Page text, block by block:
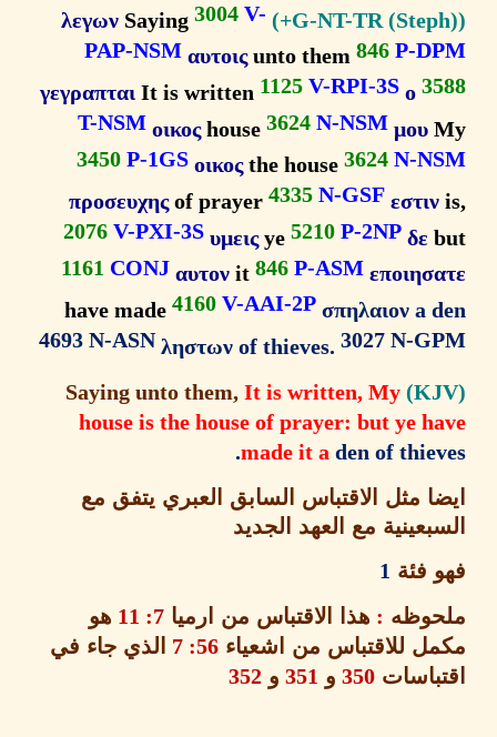
λεγωνSaying3004V-
PAP-NSMαυτοιςunto them846P-
γεγραπταιIt is written1125V-RPI-3Sο
T-NSMοικος house3624N-NSMμου
3450P-1GSοικοςthe house3624N-
προσευχηςof prayer4335N-GSF
2076V-PXI-3Sυμειςye5210P-2NPδε
1161 CONJ αυτονit846P-ASM
have made4160V-AAI-2P σπηλαιον a
4693 N-ASNληστων of thieves.3027 N-
Saying unto them,
It is written, My
house is the house of prayer: but ye
made it a den of
مثل الاقتباس السابق العبري يتفق مع
مع العهد الجديد
فئة1
:هذا الاقتباس من ارميا7: 11
هو
للاقتباس من اشعياء 56: 7
الذي جاء في
350 و 351 و 352